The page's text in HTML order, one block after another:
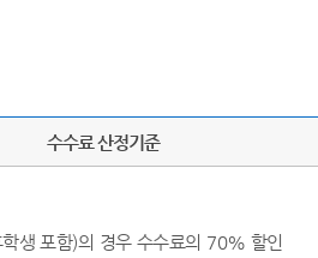
수수료 산정기준
생 포함)의 경우 수수료의 70% 할인